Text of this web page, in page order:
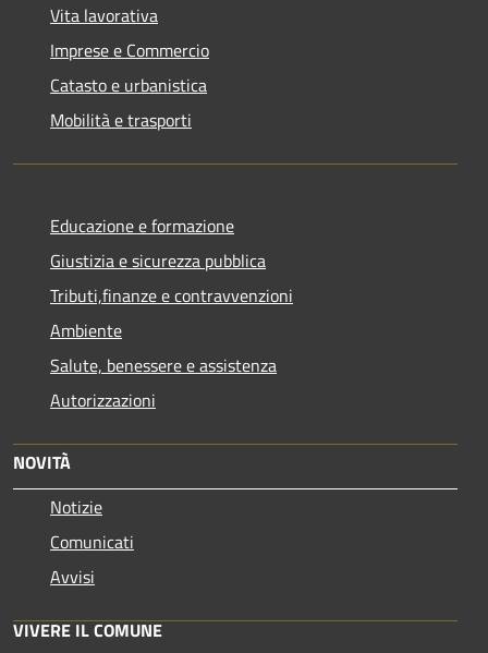
Vita lavorativa
Imprese e Commercio
Catasto e urbanistica
Mobilità e trasporti
Educazione e formazione
Giustizia e sicurezza pubblica
Tributi,finanze e contravvenzioni
Ambiente
Salute, benessere e assistenza
Autorizzazioni
NOVITÀ
Notizie
Comunicati
Avvisi
VIVERE IL COMUNE